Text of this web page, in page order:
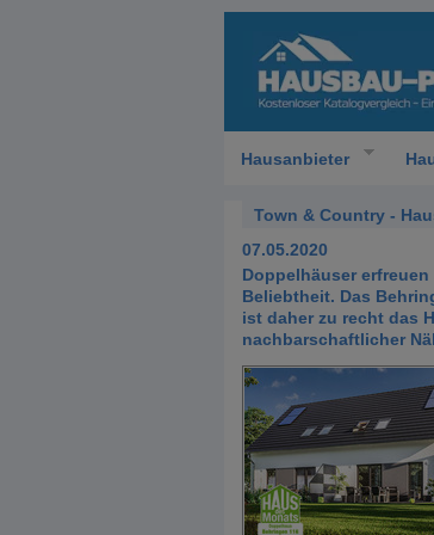
Hausanbieter
Town & Country -
07.05.2020
Doppelhäuser
Beliebtheit. Das
ist daher zu recht das
nachbarschaftlicher